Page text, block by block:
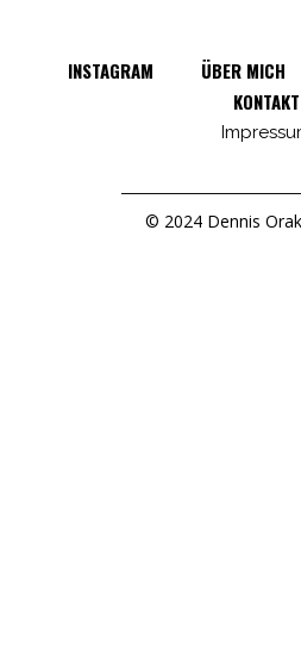
INSTAGRAM ÜBER MICH
KONTAKT
© 2024 Dennis